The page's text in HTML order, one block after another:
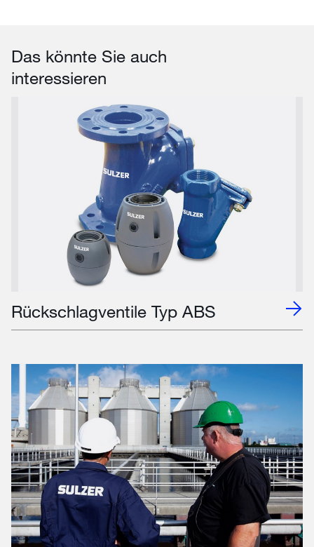
Das könnte Sie auch
interessieren
Rückschlagventile Typ ABS